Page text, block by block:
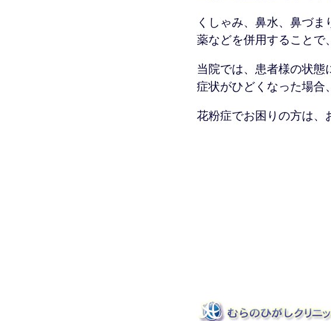
くしゃみ、鼻水、鼻づ
薬などを併用することで
当院では、患者様の状
症状がひどくなった場合
花粉症でお困りの方は、